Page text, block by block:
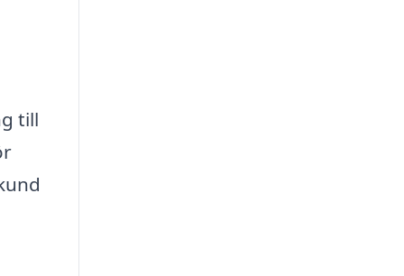
till